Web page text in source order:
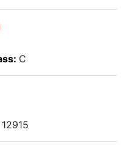
C
12915